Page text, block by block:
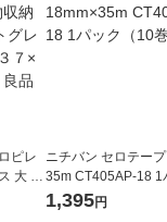
ピレ
大 ホ
×奥行
ニチバン セロテー
35m CT405AP-18 1
（10巻入）
1,395円